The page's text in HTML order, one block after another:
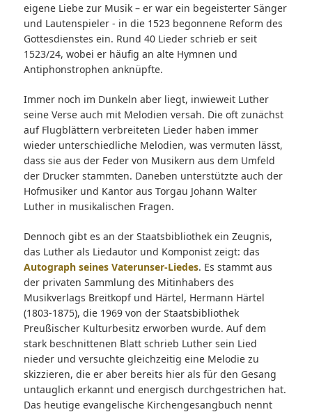
eigene Liebe zur Musik – er war ein begeisterter Sänger
und Lautenspieler ‑ in die 1523 begonnene Reform des
Gottesdienstes ein. Rund 40 Lieder schrieb er seit
1523/24, wobei er häufig an alte Hymnen und
Antiphonstrophen anknüpfte.
Immer noch im Dunkeln aber liegt, inwieweit Luther
seine Verse auch mit Melodien versah. Die oft zunächst
auf Flugblättern verbreiteten Lieder haben immer
wieder unterschiedliche Melodien, was vermuten lässt,
dass sie aus der Feder von Musikern aus dem Umfeld
der Drucker stammten. Daneben unterstützte auch der
Hofmusiker und Kantor aus Torgau Johann Walter
Luther in musikalischen Fragen.
Dennoch gibt es an der Staatsbibliothek ein Zeugnis,
das Luther als Liedautor und Komponist zeigt: das
Autograph seines Vaterunser-Liedes. Es stammt aus
der privaten Sammlung des Mitinhabers des
Musikverlags Breitkopf und Härtel, Hermann Härtel
(1803-1875), die 1969 von der Staatsbibliothek
Preußischer Kulturbesitz erworben wurde. Auf dem
stark beschnittenen Blatt schrieb Luther sein Lied
nieder und versuchte gleichzeitig eine Melodie zu
skizzieren, die er aber bereits hier als für den Gesang
untauglich erkannt und energisch durchgestrichen hat.
Das heutige evangelische Kirchengesangbuch nennt